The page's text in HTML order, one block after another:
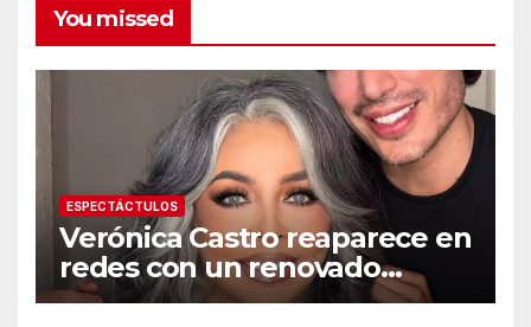
You missed
ESPECTÁCTULOS
Verónica Castro reaparece en
redes con un renovado
cambio de look